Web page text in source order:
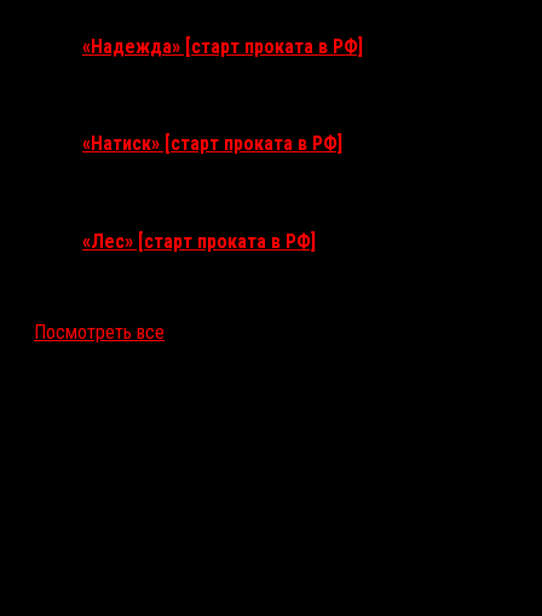
«Надежда» [старт проката в РФ]
«Натиск» [старт проката в РФ]
«Лес» [старт проката в РФ]
Посмотреть все